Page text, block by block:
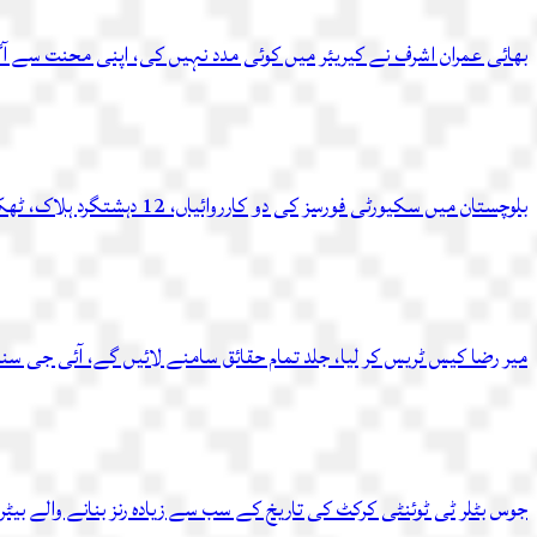
بھائی عمران اشرف نے کیریئر میں کوئی مدد نہیں کی، اپنی محنت سے
بلوچستان میں سکیورٹی فورسز کی دو کارروائیاں، 12 دہشتگرد ہلاک، ٹھکانہ بھی تباہ
میر رضا کیس ٹریس کر لیا، جلد تمام حقائق سامنے لائیں گے، آئی جی
جوس بٹلر ٹی ٹوئنٹی کرکٹ کی تاریخ کے سب سے زیادہ رنز بنانے والے